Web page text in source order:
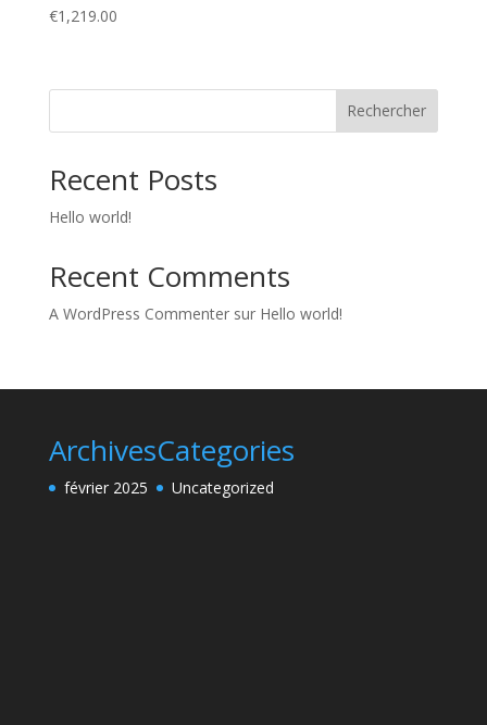
€1,219.00
Rechercher
Recent Posts
Hello world!
Recent Comments
A WordPress Commentersur Hello world!
Archives
février 2025
Categories
Uncategorized